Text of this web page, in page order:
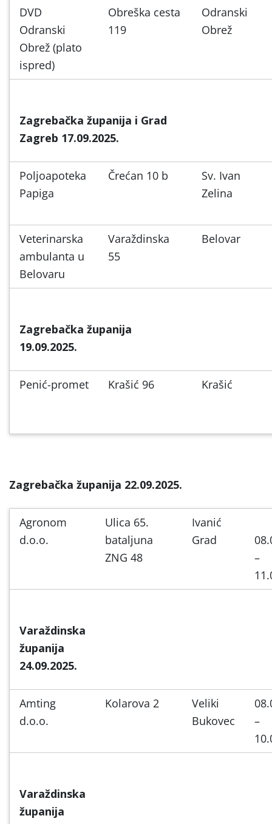
DVD
Odranski
Obrež (plato
ispred)
Obreška cesta
119
Odranski
Obrež
Zagrebačka županija i Grad
Zagreb 17.09.2025.
Poljoapoteka
Papiga
Črećan 10 b
Sv. Ivan
Zelina
Veterinarska
ambulanta u
Belovaru
Varaždinska
55
Belovar
Zagrebačka županija
19.09.2025.
Penić-promet Krašić 96 Krašić
Zagrebačka županija 22.09.2025.
Agronom
d.o.o.
Ulica 65.
bataljuna
ZNG 48
Ivanić
Grad
–
Varaždinska
županija
24.09.2025.
Amting
d.o.o.
Kolarova 2
Veliki
Bukovec
–
Varaždinska
županija